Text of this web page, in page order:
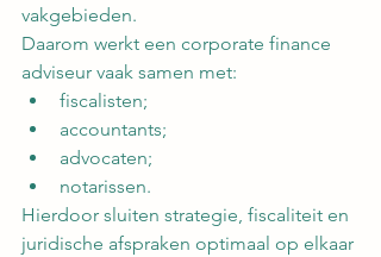
vakgebieden.
Daarom werkt een corporate finance
adviseur vaak samen met:
fiscalisten;
accountants;
advocaten;
notarissen.
Hierdoor sluiten strategie, fiscaliteit en
juridische afspraken optimaal op elkaar